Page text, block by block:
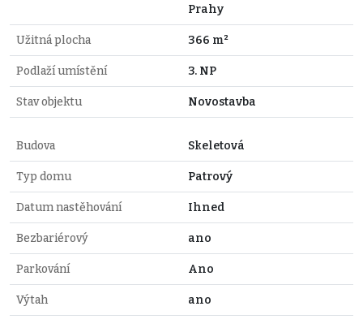
Prahy
Užitná plocha 366 m²
Podlaží umístění 3. NP
Stav objektu Novostavba
Budova Skeletová
Typ domu Patrový
Datum nastěhování Ihned
Bezbariérový ano
Parkování Ano
Výtah ano